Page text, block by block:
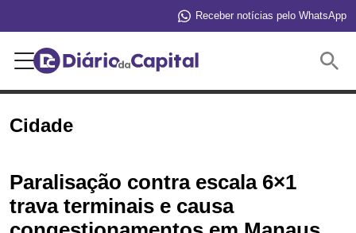
Receber notícias pelo WhatsApp
Cidade
Paralisação contra escala 6×1
trava terminais e causa